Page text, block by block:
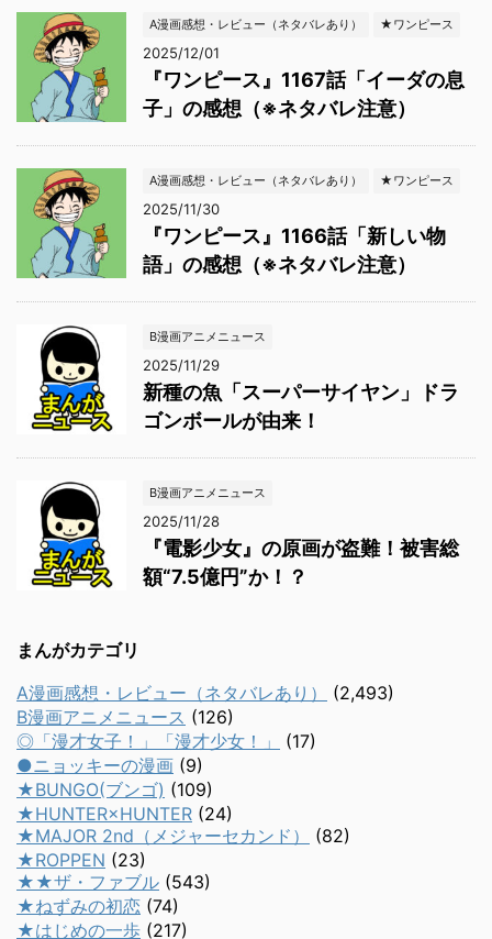
A漫画感想・レビュー（ネタバレあり） ★ワンピース
2025/12/01
『ワンピース』1167話「イーダの息
子」の感想（※ネタバレ注意）
A漫画感想・レビュー（ネタバレあり） ★ワンピース
2025/11/30
『ワンピース』1166話「新しい物
語」の感想（※ネタバレ注意）
B漫画アニメニュース
2025/11/29
新種の魚「スーパーサイヤン」ドラ
ゴンボールが由来！
B漫画アニメニュース
2025/11/28
『電影少女』の原画が盗難！被害総
額“7.5億円”か！？
まんがカテゴリ
A漫画感想・レビュー（ネタバレあり）
(2,493)
B漫画アニメニュース (126)
◎「漫才女子！」「漫才少女！」
(17)
●ニョッキーの漫画 (9)
★BUNGO(ブンゴ) (109)
★HUNTER×HUNTER (24)
★MAJOR 2nd（メジャーセカンド）
(82)
★ROPPEN (23)
★★ザ・ファブル (543)
★ねずみの初恋 (74)
★はじめの一歩 (217)